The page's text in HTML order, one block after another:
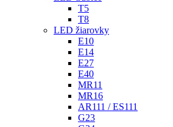
T5
T8
LED žiarovky
E10
E14
E27
E40
MR11
MR16
AR111 / ES111
G23